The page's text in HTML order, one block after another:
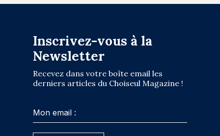
Inscrivez-vous à la
Newsletter
Recevez dans votre boîte email les
derniers articles du Choiseul Magazine !